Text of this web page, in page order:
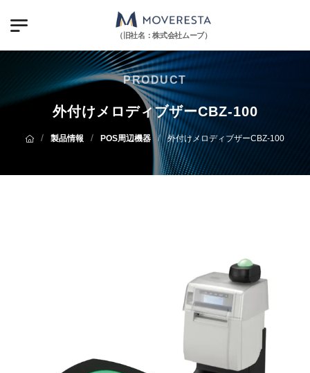
（旧社名：株式会社ムーブ）
PRODUCT
外付けメロディブザーCBZ-100
/ 製品情報 / POS周辺機器 / 外付けメロディブザーCBZ-100